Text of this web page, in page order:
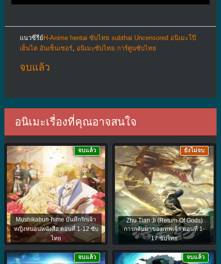
แนวซีรีย์ H-Anime hentai ซับไทย subthai Uncensored อนิเมะโป๊
เฮ็นไต อันเซ็นเซอร์, อนิเมะซับไทย การ์ตูนซับไทย
จบแล้ว
อนิเมะเรื่องที่คุณอาจสนใจ
Mushikaburi-hime บันทึกรักเจ้า
หญิงหนอนหนังสือ ตอนที่ 1-12 ซับ
ไทย
จบแล้ว
Zhu Tian Ji (Return Of Gods)
การกลับมาของเทพเจ้า ตอนที่ 1-
17 ซับไทย
ยังไม่จบ
จบแล้ว จบแล้ว